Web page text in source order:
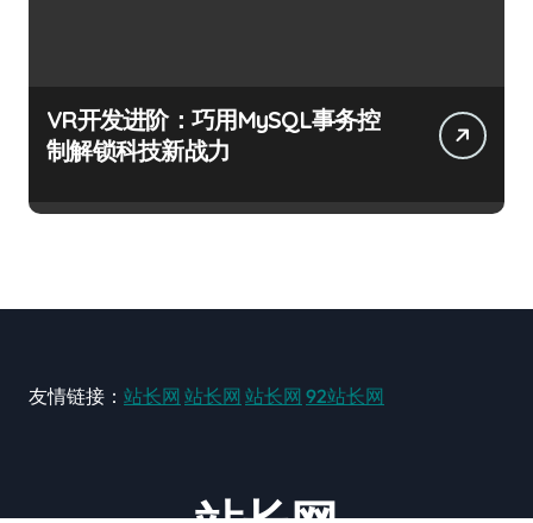
VR开发进阶：巧用MySQL事务控
制解锁科技新战力
友情链接： 站长网 站长网 站长网 92站长网